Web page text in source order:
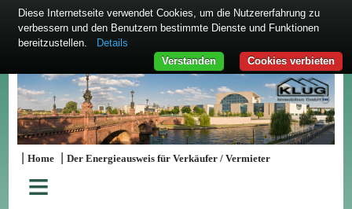
|Home |Der Energieausweis für Verkäufer / Vermieter
≡
Diese Internetseite verwendet Cookies, um die Nutzererfahrung zu
verbessern und den Benutzern bestimmte Dienste und Funktionen
bereitzustellen.
Details
Cookies verbieten
Verstanden